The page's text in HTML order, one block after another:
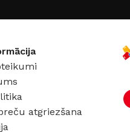
atgriezšana